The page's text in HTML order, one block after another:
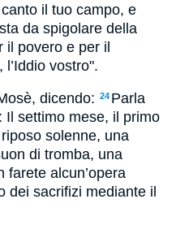
il tuo campo, e
da spigolare della
il povero e per il
l’Iddio vostro".
dicendo: 24 Parla
Il settimo mese, il primo
solenne, una
di tromba, una
farete alcun’opera
dei sacrifizi mediante il